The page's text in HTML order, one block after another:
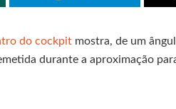
do cockpit mostra, de um
durante a aproximação